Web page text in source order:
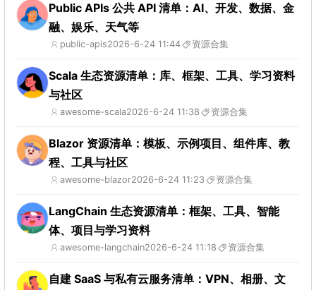
Public APIs 公共 API 清单：AI、开发、数据、金
融、娱乐、天气等
public-apis2026-6-24 11:44 资源合集
Scala 生态资源清单：库、框架、工具、学习资料
与社区
awesome-scala2026-6-24 11:38 资源合集
Blazor 资源清单：模板、示例项目、组件库、教
程、工具与社区
awesome-blazor2026-6-24 11:23 资源合集
LangChain 生态资源清单：框架、工具、智能
体、项目与学习资料
awesome-langchain2026-6-24 11:18 资源合集
自建 SaaS 与私有云服务清单：VPN、相册、文